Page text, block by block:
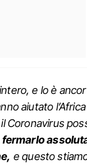
e lo è
aiutato
il Coronavirus
e questo